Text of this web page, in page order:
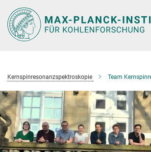
Hauptinhalt
Kernspinresonanzspektroskopie Team